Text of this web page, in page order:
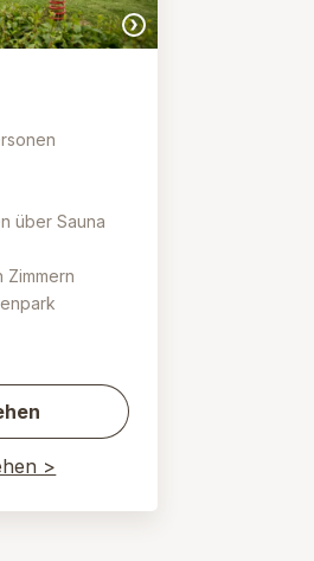
über Sauna
Zimmern
>